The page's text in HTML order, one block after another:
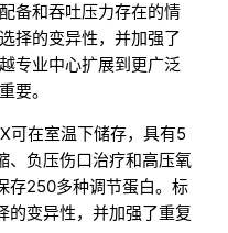
备和吞吐压力存在的情
择的变异性，并加强了
专业中心扩展到更广泛
要。
可在室温下储存，具有5
、负压伤口治疗和高压氧
存250多种调节蛋白。标
的变异性，并加强了重复